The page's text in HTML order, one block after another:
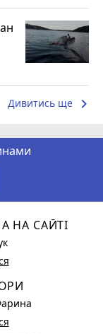
Дивитись ще keyboard_arrow_right
НА САЙТІ